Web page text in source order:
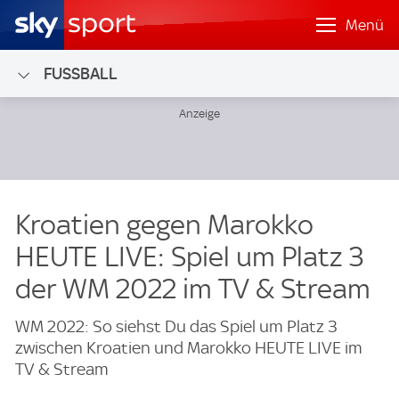
Menü
FUSSBALL
Kroatien gegen Marokko
HEUTE LIVE: Spiel um Platz 3
der WM 2022 im TV & Stream
WM 2022: So siehst Du das Spiel um Platz 3
zwischen Kroatien und Marokko HEUTE LIVE im
TV & Stream